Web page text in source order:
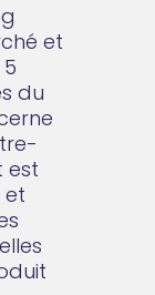
et
du
est
et